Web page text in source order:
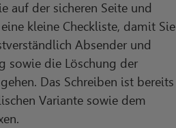
auf der sicheren Seite und
kleine Checkliste, damit Sie
Absender und
sowie die Löschung der
Das Schreiben ist bereits
Variante sowie dem